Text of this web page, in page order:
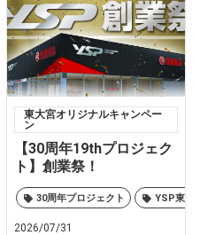
YSP東大宮オリジナル
東大宮オリジナルキャンペー
ン
【30周年19thプロジェク
ト】創業祭！
30周年プロジェクト YSP東大
2026/07/31